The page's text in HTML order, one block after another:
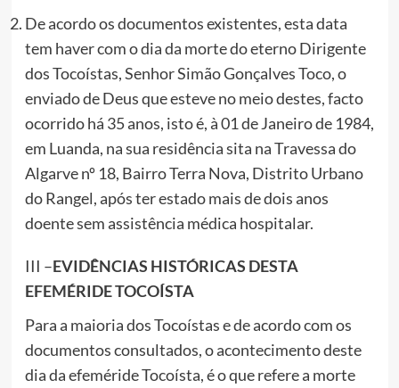
De acordo os documentos existentes, esta data
tem haver com o dia da morte do eterno Dirigente
dos Tocoístas, Senhor Simão Gonçalves Toco, o
enviado de Deus que esteve no meio destes, facto
ocorrido há 35 anos, isto é, à 01 de Janeiro de 1984,
em Luanda, na sua residência sita na Travessa do
Algarve nº 18, Bairro Terra Nova, Distrito Urbano
do Rangel, após ter estado mais de dois anos
doente sem assistência médica hospitalar.
III –EVIDÊNCIAS HISTÓRICAS DESTA
EFEMÉRIDE TOCOÍSTA
Para a maioria dos Tocoístas e de acordo com os
documentos consultados, o acontecimento deste
dia da efeméride Tocoísta, é o que refere a morte